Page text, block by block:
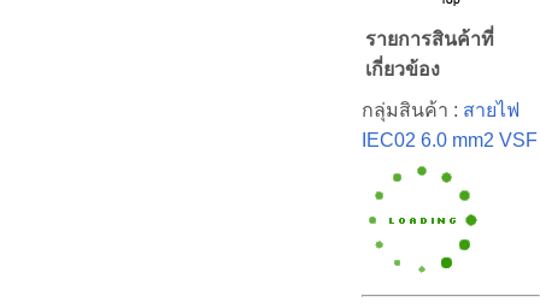
รายการสินค้าที่
เกี่ยวข้อง
กลุ่มสินค้า : สายไฟ
IEC02 6.0 mm2 VSF